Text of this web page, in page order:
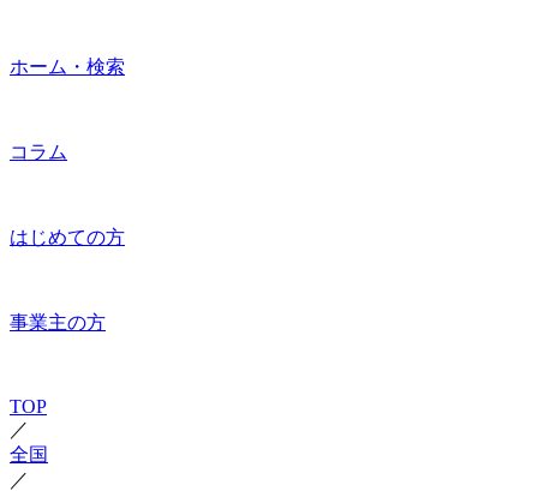
ホーム・検索
コラム
はじめての方
事業主の方
TOP
／
全国
／